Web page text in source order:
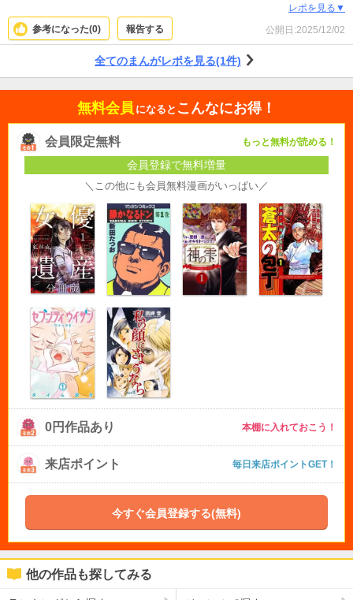
レポを見る▼
参考になった(0) 報告する 公開日:2025/12/02
全てのまんがレポを見る(1件)
無料会員 になると こんなにお得！
会員限定無料 もっと無料が読める！
会員登録で無料増量
＼この他にも会員無料漫画がいっぱい／
0円作品あり 本棚に入れておこう！
来店ポイント 毎日来店ポイントGET！
今すぐ会員登録する(無料)
他の作品も探してみる